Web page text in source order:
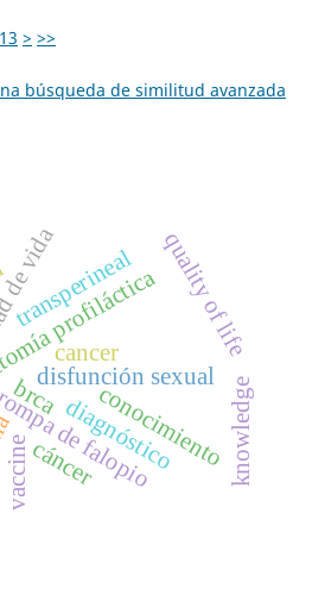
13 > >>
búsqueda de similitud avanzada
brcaprofiláctica
de falopio
vida
disfunción sexual
quality of life
conocimiento
vaccine knowledge
diagnóstico
cáncer
cancer
transperineal